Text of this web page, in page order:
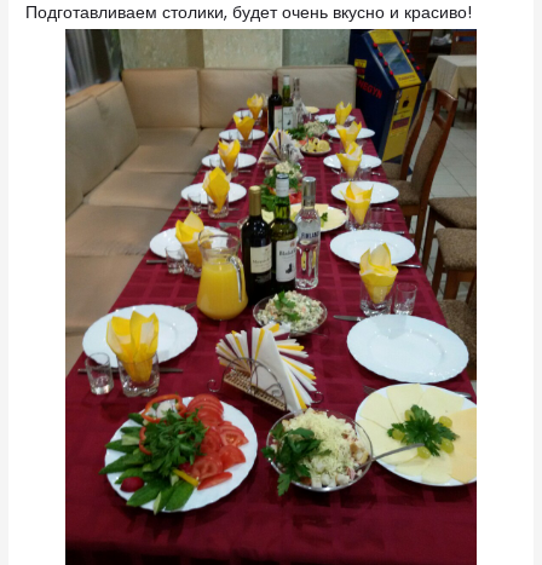
Подготавливаем столики, будет очень вкусно и красиво!